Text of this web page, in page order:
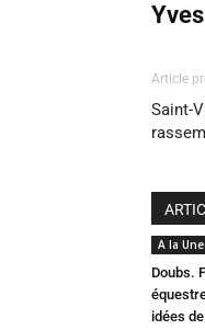
Article
Saint-
A la Une
Doubs.
idées